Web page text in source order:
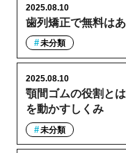
歯列矯正で無料は
2025.08.10
未分類
顎間ゴムの役割と
を動かすしくみ
2025.08.10
未分類